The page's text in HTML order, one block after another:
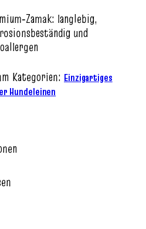
langlebig,
und
Kategorien: Einzigartiges
Hundeleinen